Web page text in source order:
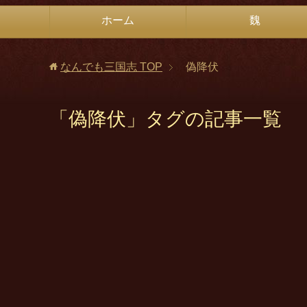
ホーム 魏
なんでも三国志 TOP 偽降伏
「偽降伏」タグの記事一覧